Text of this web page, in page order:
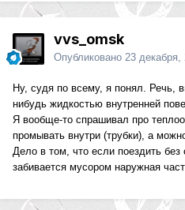
vvs_omsk
Опубликовано 23 декабря,
Ну, судя по всему, я понял. Речь,
нибудь жидкостью внутренней
Я вообще-то спрашивал про
промывать внутри (трубки), а
Дело в том, что если поездить без
забивается мусором наружная